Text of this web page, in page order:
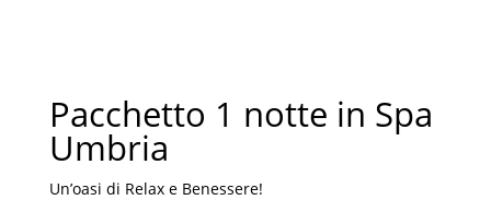
Pacchetto 1 notte in Spa
Umbria
Un’oasi di Relax e Benessere!